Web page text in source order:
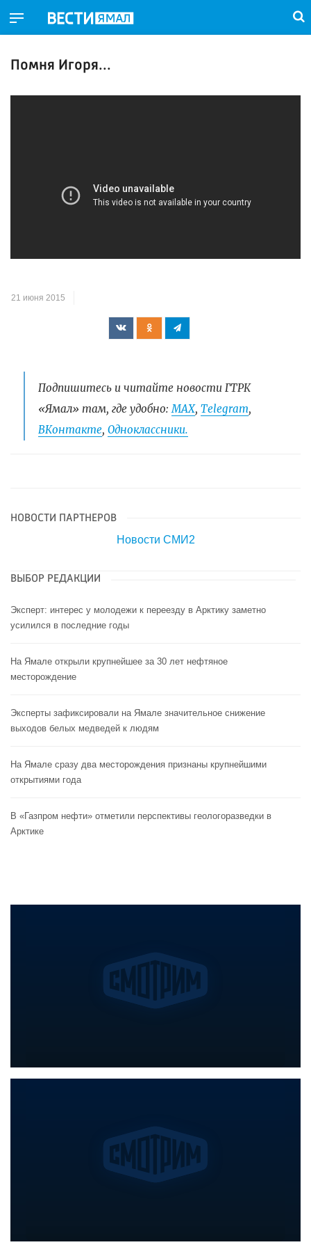
Помня Игоря...
21 июня 2015
Подпишитесь и читайте новости ГТРК
«Ямал» там, где удобно: МАХ, Telegram,
ВКонтакте, Одноклассники.
НОВОСТИ ПАРТНЕРОВ
Новости СМИ2
ВЫБОР РЕДАКЦИИ
Эксперт: интерес у молодежи к переезду в Арктику заметно
усилился в последние годы
На Ямале открыли крупнейшее за 30 лет нефтяное
месторождение
Эксперты зафиксировали на Ямале значительное снижение
выходов белых медведей к людям
На Ямале сразу два месторождения признаны крупнейшими
открытиями года
В «Газпром нефти» отметили перспективы геологоразведки в
Арктике